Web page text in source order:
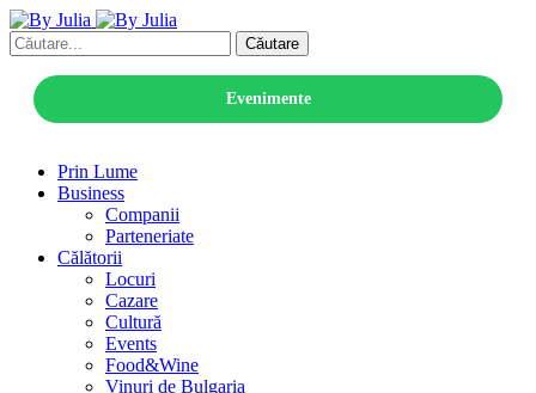
Căutare
Evenimente
Prin Lume
Business
Companii
Parteneriate
Călătorii
Locuri
Cazare
Cultură
Events
Food&Wine
Vinuri de Bulgaria